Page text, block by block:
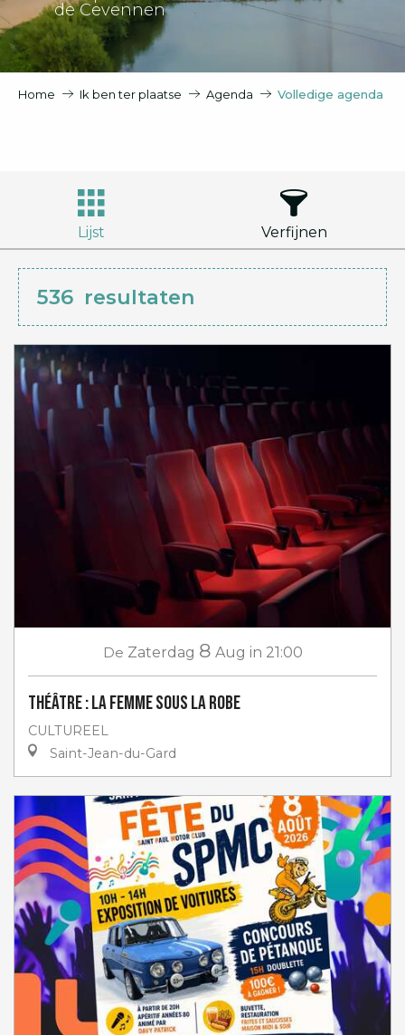
de Cevennen
Home Ik ben ter plaatse Agenda Volledige agenda
Lijst Verfijnen
536 resultaten
De Zaterdag 8 Aug in 21:00
Théâtre : La femme sous la robe
CULTUREEL
Saint-Jean-du-Gard